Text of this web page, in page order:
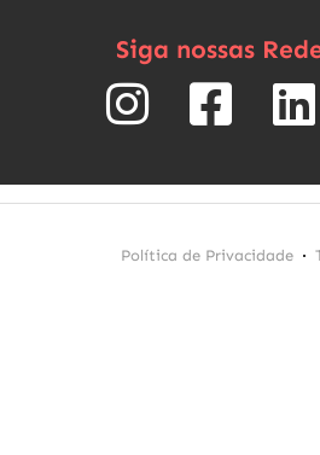
Siga nossas
Política de Privacidade